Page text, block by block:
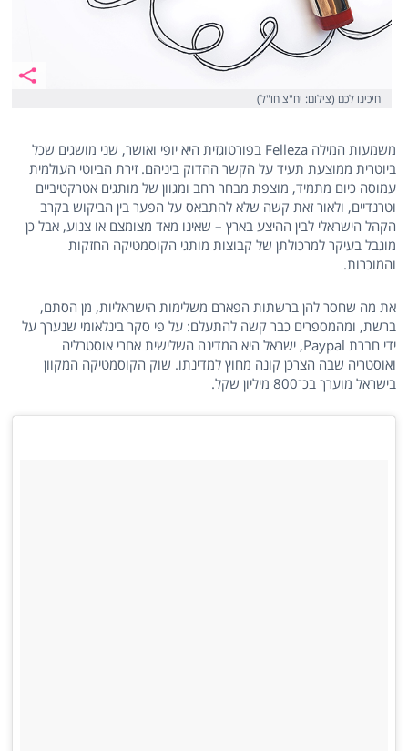
חיכינו לכם (צילום: יח"צ חו"ל)
משמעות המילה Felleza בפורטוגזית היא יופי ואושר, שני מושגים שכל
ביוטרית ממוצעת תעיד על הקשר ההדוק ביניהם. זירת הביוטי העולמית
עמוסה כיום מתמיד, מוצפת מבחר רחב ומגוון של מותגים אטרקטיביים
וטרנדיים, ולאור זאת קשה שלא להתבאס על הפער בין הביקוש בקרב
הקהל הישראלי לבין ההיצע בארץ – שאינו מאד מצומצם או צנוע, אבל כן
מוגבל בעיקר למרכולתן של קבוצות מותגי הקוסמטיקה החזקות
והמוכרות.
את מה שחסר להן ברשתות הפארם משלימות הישראליות, מן הסתם,
ברשת, ומהמספרים כבר קשה להתעלם: על פי סקר בינלאומי שנערך על
ידי חברת Paypal, ישראל היא המדינה השלישית אחרי אוסטרליה
ואוסטריה שבה הצרכן קונה מחוץ למדינתו. שוק הקוסמטיקה המקוון
בישראל מוערך בכ־800 מיליון שקל.